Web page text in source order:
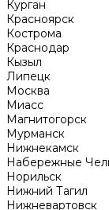
Курган
Красноярск
Кострома
Краснодар
Кызыл
Липецк
Москва
Миасс
Магнитогорск
Мурманск
Нижнекамск
Набережные
Норильск
Нижний Тагил
Нижневартовск